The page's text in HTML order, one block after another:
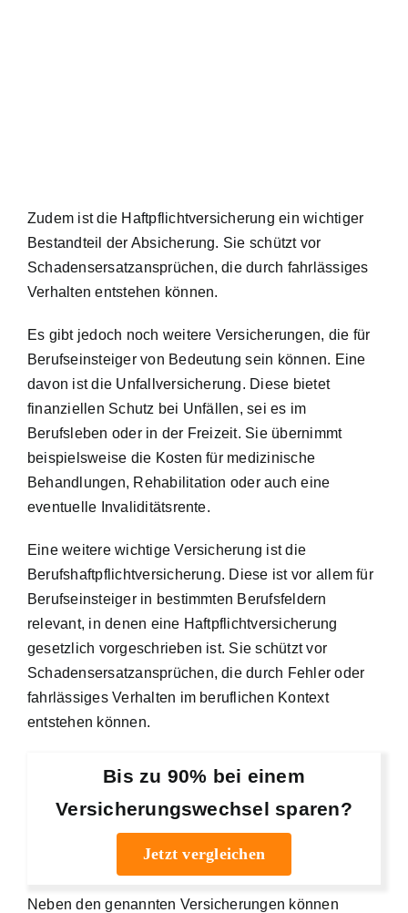
Zudem ist die Haftpflichtversicherung ein wichtiger
Bestandteil der Absicherung. Sie schützt vor
Schadensersatzansprüchen, die durch fahrlässiges
Verhalten entstehen können.
Es gibt jedoch noch weitere Versicherungen, die für
Berufseinsteiger von Bedeutung sein können. Eine
davon ist die Unfallversicherung. Diese bietet
finanziellen Schutz bei Unfällen, sei es im
Berufsleben oder in der Freizeit. Sie übernimmt
beispielsweise die Kosten für medizinische
Behandlungen, Rehabilitation oder auch eine
eventuelle Invaliditätsrente.
Eine weitere wichtige Versicherung ist die
Berufshaftpflichtversicherung. Diese ist vor allem für
Berufseinsteiger in bestimmten Berufsfeldern
relevant, in denen eine Haftpflichtversicherung
gesetzlich vorgeschrieben ist. Sie schützt vor
Schadensersatzansprüchen, die durch Fehler oder
fahrlässiges Verhalten im beruflichen Kontext
entstehen können.
Bis zu 90% bei einem
Versicherungswechsel sparen?
Jetzt vergleichen
Neben den genannten Versicherungen können